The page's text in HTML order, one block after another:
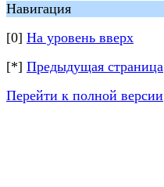
Навигация
[0] На уровень вверх
[*] Предыдущая страница
Перейти к полной версии